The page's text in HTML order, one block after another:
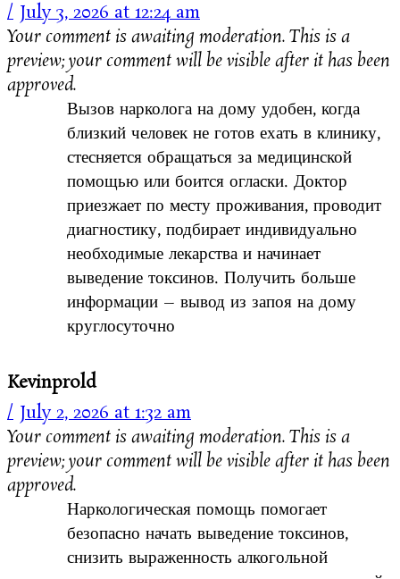
July 3, 2026 at 12:24 am
Your comment is awaiting moderation. This is a
preview; your comment will be visible after it has been
approved.
Вызов нарколога на дому удобен, когда
близкий человек не готов ехать в клинику,
стесняется обращаться за медицинской
помощью или боится огласки. Доктор
приезжает по месту проживания, проводит
диагностику, подбирает индивидуально
необходимые лекарства и начинает
выведение токсинов. Получить больше
информации – вывод из запоя на дому
круглосуточно
Kevinprold
July 2, 2026 at 1:32 am
Your comment is awaiting moderation. This is a
preview; your comment will be visible after it has been
approved.
Наркологическая помощь помогает
безопасно начать выведение токсинов,
снизить выраженность алкогольной